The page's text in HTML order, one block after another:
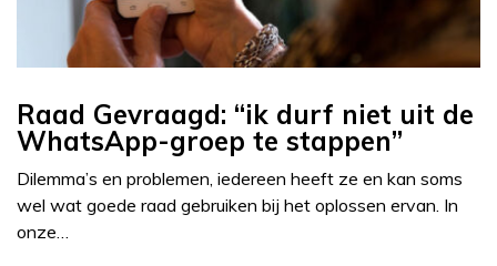
Raad Gevraagd: “ik durf niet uit de
WhatsApp-groep te stappen”
Dilemma’s en problemen, iedereen heeft ze en kan soms
wel wat goede raad gebruiken bij het oplossen ervan. In
onze…